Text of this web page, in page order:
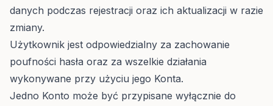
danych podczas rejestracji oraz ich aktualizacji w razie
zmiany.
Użytkownik jest odpowiedzialny za zachowanie
poufności hasła oraz za wszelkie działania
wykonywane przy użyciu jego Konta.
Jedno Konto może być przypisane wyłącznie do